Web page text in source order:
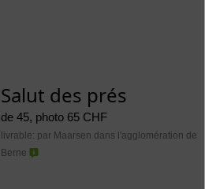
Salut des prés
de 45, photo 65 CHF
livrable: par Maarsen dans l'agglomération de
Berne